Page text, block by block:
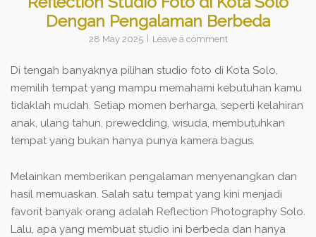
Dengan Pengalaman Berbeda
28 May 2025 Leave a comment
Di tengah banyaknya pilihan studio foto di Kota Solo,
memilih tempat yang mampu memahami kebutuhan kamu
tidaklah mudah. Setiap momen berharga, seperti kelahiran
anak, ulang tahun, prewedding, wisuda, membutuhkan
tempat yang bukan hanya punya kamera bagus.
Melainkan memberikan pengalaman menyenangkan dan
hasil memuaskan. Salah satu tempat yang kini menjadi
favorit banyak orang adalah Reflection Photography Solo.
Lalu, apa yang membuat studio ini berbeda dan hanya